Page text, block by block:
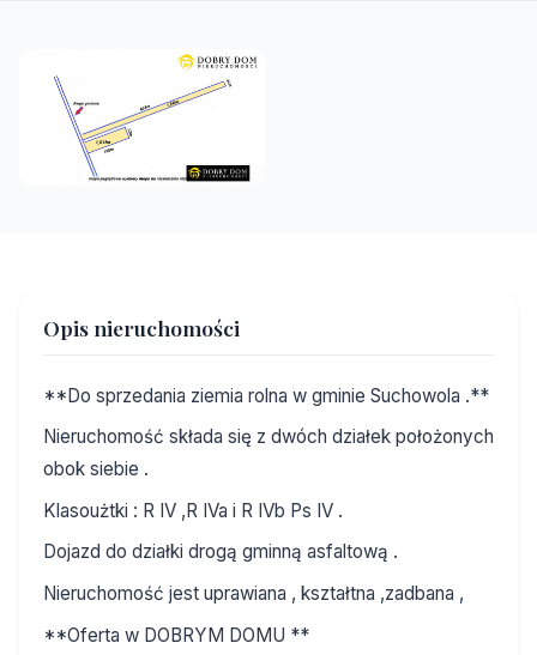
Opis nieruchomości
**Do sprzedania ziemia rolna w gminie Suchowola .**
Nieruchomość składa się z dwóch działek położonych
obok siebie .
Klasoużtki : R IV ,R IVa i R IVb Ps IV .
Dojazd do działki drogą gminną asfaltową .
Nieruchomość jest uprawiana , kształtna ,zadbana ,
**Oferta w DOBRYM DOMU **